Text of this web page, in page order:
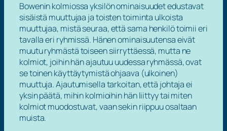
Bowenin kolmiossa yksilön ominaisuudet edustavat
sisäistä muuttujaa ja toisten toiminta ulkoista
muuttujaa, mistä seuraa, että sama henkilö toimii eri
tavalla eri ryhmissä. Hänen ominaisuutensa eivät
muutu ryhmästä toiseen siirryttäessä, mutta ne
kolmiot, joihin hän ajautuu uudessa ryhmässä, ovat
se toinen käyttäytymistä ohjaava (ulkoinen)
muuttuja. Ajautumisella tarkoitan, että johtaja ei
yksin päätä, mihin kolmioihin hän liittyy tai miten
kolmiot muodostuvat, vaan sekin riippuu osaltaan
muista.